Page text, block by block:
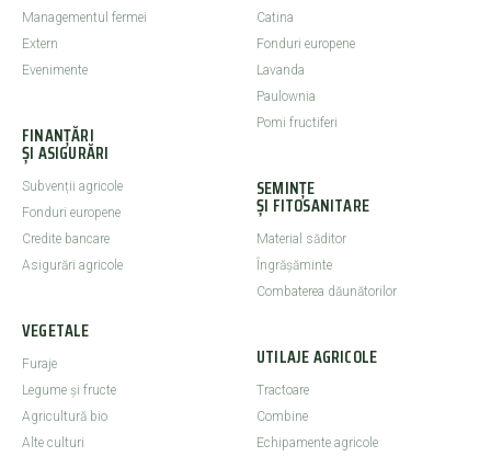
Managementul fermei
Extern
Evenimente
FINANȚĂRI
ȘI ASIGURĂRI
Subvenții agricole
Fonduri europene
Credite bancare
Asigurări agricole
VEGETALE
Furaje
Legume şi fructe
Agricultură bio
Alte culturi
Catina
Fonduri europene
Lavanda
Paulownia
Pomi fructiferi
SEMINȚE
ȘI FITOSANITARE
Material săditor
Îngrășăminte
Combaterea dăunătorilor
UTILAJE AGRICOLE
Tractoare
Combine
Echipamente agricole